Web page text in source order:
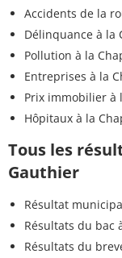
Accidents de la
Délinquance à la
Pollution à la
Entreprises à la
Prix immobilier à
Hôpitaux à la
Tous les
Gauthier
Résultat
Résultats du bac
Résultats du